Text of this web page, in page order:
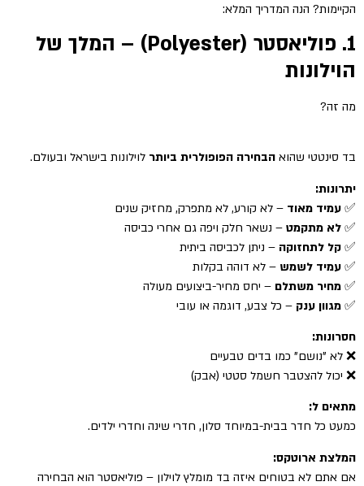
הקיימות? הנה המדריך המלא:
1. פוליאסטר (Polyester) – המלך של
הוילונות
מה זה?
בד סינטטי שהוא הבחירה הפופולרית ביותר לוילונות בישראל ובעולם.
יתרונות:
✅ עמיד מאוד – לא קורע, לא מתפרק, מחזיק שנים
✅ לא מתקמט – נשאר חלק ויפה גם אחרי כביסה
✅ קל לתחזוקה – ניתן לכביסה ביתית
✅ עמיד לשמש – לא דוהה בקלות
✅ מחיר משתלם – יחס מחיר-ביצועים מעולה
✅ מגוון ענק – כל צבע, דוגמה או עובי
חסרונות:
❌ לא "נושם" כמו בדים טבעיים
❌ יכול להצטבר חשמל סטטי (אבק)
מתאים ל:
כמעט כל חדר בבית-במיוחד סלון, חדרי שינה וחדרי ילדים.
המלצת ארוטקס:
אם אתם לא בטוחים איזה בד מומלץ לוילון – פוליאסטר הוא הבחירה